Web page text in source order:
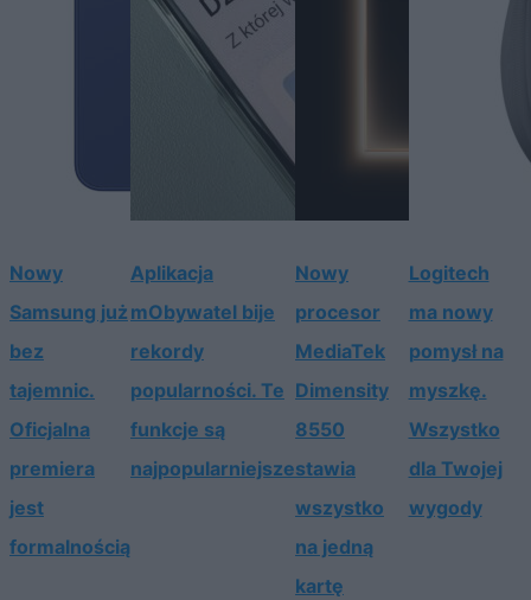
Nowy
Samsung już
bez
tajemnic.
Oficjalna
premiera
jest
formalnością
Aplikacja
mObywatel bije
rekordy
popularności. Te
funkcje są
najpopularniejsze
Nowy
procesor
MediaTek
Dimensity
8550
stawia
wszystko
na jedną
kartę
Logitech
ma nowy
pomysł na
myszkę.
Wszystko
dla Twojej
wygody